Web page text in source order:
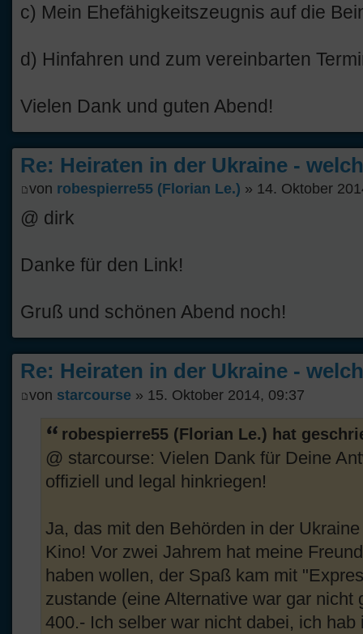
c) Mein Ehefähigkeitszeugnis auf die
d) Hinfahren und zum vereinbarten
Vielen Dank und guten Abend!
Re: Heiraten in der Ukraine -
von robespierre55 (Florian Le.) » 14. Oktober
@ dirk
Danke für den Link!
Gruß und schönen Abend noch!
Re: Heiraten in der Ukraine -
von starcourse » 15. Oktober 2014, 09:37
robespierre55 (Florian Le.) hat
@ starcourse: Vielen Dank für Deine
offiziell und legal hinkriegen!
Ja, das mit den Behörden in der
Kino! Vor zwei Jahrem hat meine
haben wollen, der Spaß kam mit
zustande (eine Alternative war gar nicht
400.- Ich selber war nicht dabei, ich